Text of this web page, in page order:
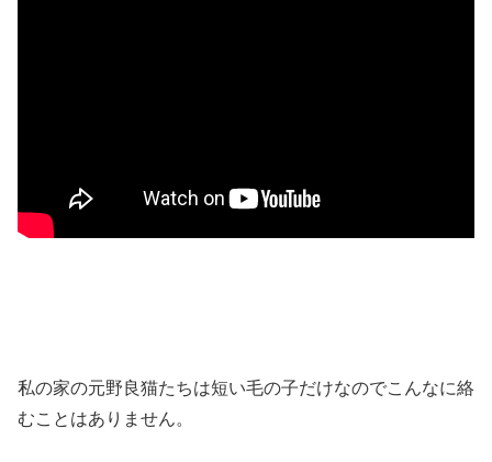
私の家の元野良猫たちは短い毛の子だけなのでこんなに絡
むことはありません。